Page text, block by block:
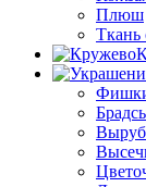
Плюш
Ткань